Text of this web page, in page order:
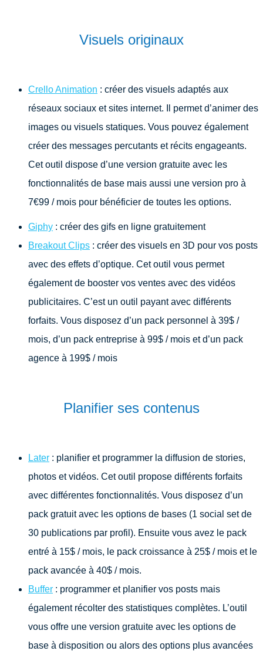
Visuels originaux
Crello Animation : créer des visuels adaptés aux
réseaux sociaux et sites internet. Il permet d’animer des
images ou visuels statiques. Vous pouvez également
créer des messages percutants et récits engageants.
Cet outil dispose d’une version gratuite avec les
fonctionnalités de base mais aussi une version pro à
7€99 / mois pour bénéficier de toutes les options.
Giphy : créer des gifs en ligne gratuitement
Breakout Clips : créer des visuels en 3D pour vos posts
avec des effets d’optique. Cet outil vous permet
également de booster vos ventes avec des vidéos
publicitaires. C’est un outil payant avec différents
forfaits. Vous disposez d’un pack personnel à 39$ /
mois, d’un pack entreprise à 99$ / mois et d’un pack
agence à 199$ / mois
Planifier ses contenus
Later : planifier et programmer la diffusion de stories,
photos et vidéos. Cet outil propose différents forfaits
avec différentes fonctionnalités. Vous disposez d’un
pack gratuit avec les options de bases (1 social set de
30 publications par profil). Ensuite vous avez le pack
entré à 15$ / mois, le pack croissance à 25$ / mois et le
pack avancée à 40$ / mois.
Buffer : programmer et planifier vos posts mais
également récolter des statistiques complètes. L’outil
vous offre une version gratuite avec les options de
base à disposition ou alors des options plus avancées